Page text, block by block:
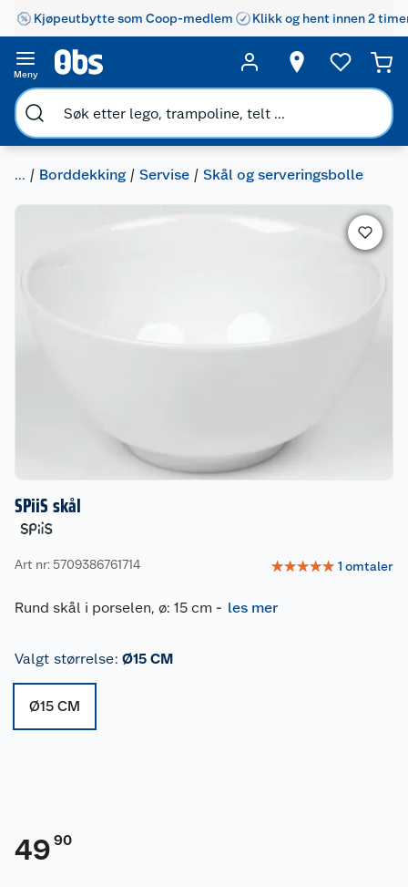
Kjøpeutbytte som Coop-medlem Klikk og hent innen 2
Meny
... Borddekking Servise Skål og serveringsbolle
SPiiS skål
Art nr: 5709386761714 ☆☆☆☆☆ 1 omtaler
Rund skål i porselen, ø: 15 cm - les mer
Valgt størrelse: Ø15 CM
Ø15 CM
49 90